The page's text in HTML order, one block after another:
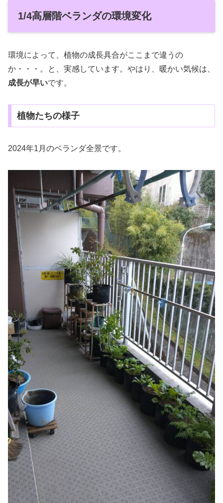
1/4高層階ベランダの環境変化
環境によって、植物の成長具合がここまで違うの
か・・・。と、実感しています。やはり、暖かい気候は、
成長が早いです。
植物たちの様子
2024年1月のベランダ全景です。